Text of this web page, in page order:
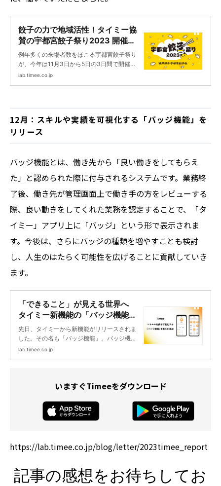
餃子の力で地域活性！タイミー協
賛の宇都宮餃子祭り2023 開催レ
ポート | タイミーラボ - スキマで
働く、世界が広がる。
例年多くの来場者数をほこる宇都宮餃子祭り
が、今年は11月3日から5日の3日間で開催さ
れました。のべ20万人以上が来場した今回の
祭りで活躍されていたワーカーのみなさんの
仕事の様子をレポートすると共に、大会主催
鈴木章弘さんへのインタビューをご紹介しま
す。
lab.timee.co.jp
12月：スキルや実績を可視化する「バッジ機能」を
リリース
バッジ機能とは、働き先から「良い働きをしてもらえ
た」と認められた際に付与されるシステムです。業務終
了後、働き先が管理画面上で働き手の方をレビューする
際、良い動きをしてくれた業務を認定することで、「タ
イミー」アプリ上に「バッジ」という形で表示されま
す。今後は、さらにバッジの種類を増やすことも検討
し、人生のはたらく可能性を広げることに貢献していき
ます。
「できること」が見える世界へ
タイミー新機能の「バッジ機能」
とは？ | タイミーラボ - スキマで
働く、世界が広がる。
先日、タイミーから新機能がリリースされま
した。その名も「バッジ機能」。バッジ機能
とは、働き先から「良い働きをしてもらえ
務を認定することで、「タイミー」アプリ上
lab.timee.co.jp
いますぐTimeeをダウンロード
https://lab.timee.co.jp/blog/letter/2023timee_report